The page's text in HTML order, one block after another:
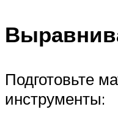
Подготовьте
инструменты: